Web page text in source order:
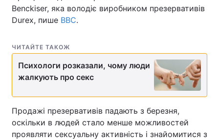
Benckiser, яка володіє виробником презервативів
Durex, пише BBC.
ЧИТАЙТЕ ТАКОЖ
Психологи розказали, чому люди
жалкують про секс
Продажі презервативів падають з березня,
оскільки в людей стало менше можливостей
проявляти сексуальну активність і знайомитися з